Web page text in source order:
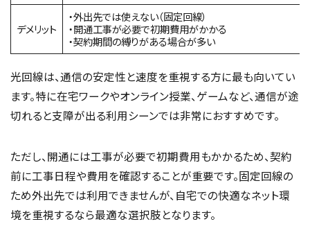
デメリット
・外出先では使えない（固定回線）
・開通工事が必要で初期費用がかかる
・契約期間の縛りがある場合が多い
光回線は、通信の安定性と速度を重視する方に最も向いてい
ます。特に在宅ワークやオンライン授業、ゲームなど、通信が途
切れると支障が出る利用シーンでは非常におすすめです。
ただし、開通には工事が必要で初期費用もかかるため、契約
前に工事日程や費用を確認することが重要です。固定回線の
ため外出先では利用できませんが、自宅での快適なネット環
境を重視するなら最適な選択肢となります。